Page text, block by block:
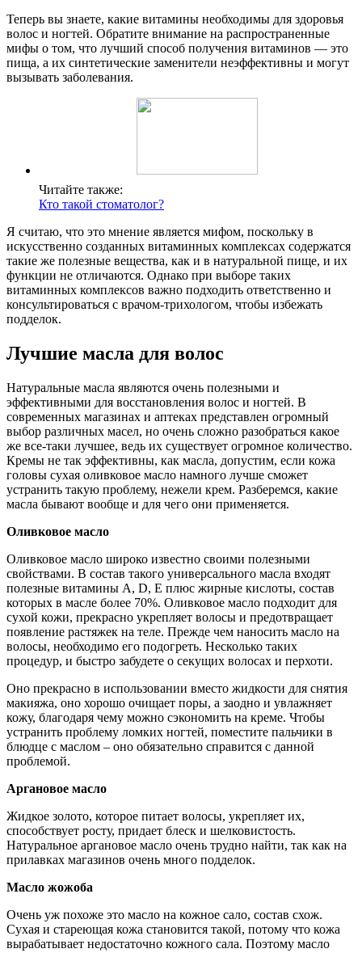
Теперь вы знаете, какие витамины необходимы для здоровья
волос и ногтей. Обратите внимание на распространенные
мифы о том, что лучший способ получения витаминов — это
пища, а их синтетические заменители неэффективны и могут
вызывать заболевания.
Читайте также:
Кто такой стоматолог?
Я считаю, что это мнение является мифом, поскольку в
искусственно созданных витаминных комплексах содержатся
такие же полезные вещества, как и в натуральной пище, и их
функции не отличаются. Однако при выборе таких
витаминных комплексов важно подходить ответственно и
консультироваться с врачом-трихологом, чтобы избежать
подделок.
Лучшие масла для волос
Натуральные масла являются очень полезными и
эффективными для восстановления волос и ногтей. В
современных магазинах и аптеках представлен огромный
выбор различных масел, но очень сложно разобраться какое
же все-таки лучшее, ведь их существует огромное количество.
Кремы не так эффективны, как масла, допустим, если кожа
головы сухая оливковое масло намного лучше сможет
устранить такую проблему, нежели крем. Разберемся, какие
масла бывают вообще и для чего они применяется.
Оливковое масло
Оливковое масло широко известно своими полезными
свойствами. В состав такого универсального масла входят
полезные витамины А, D, E плюс жирные кислоты, состав
которых в масле более 70%. Оливковое масло подходит для
сухой кожи, прекрасно укрепляет волосы и предотвращает
появление растяжек на теле. Прежде чем наносить масло на
волосы, необходимо его подогреть. Несколько таких
процедур, и быстро забудете о секущих волосах и перхоти.
Оно прекрасно в использовании вместо жидкости для снятия
макияжа, оно хорошо очищает поры, а заодно и увлажняет
кожу, благодаря чему можно сэкономить на креме. Чтобы
устранить проблему ломких ногтей, поместите пальчики в
блюдце с маслом – оно обязательно справится с данной
проблемой.
Аргановое масло
Жидкое золото, которое питает волосы, укрепляет их,
способствует росту, придает блеск и шелковистость.
Натуральное аргановое масло очень трудно найти, так как на
прилавках магазинов очень много подделок.
Масло жожоба
Очень уж похоже это масло на кожное сало, состав схож.
Сухая и стареющая кожа становится такой, потому что кожа
вырабатывает недостаточно кожного сала. Поэтому масло